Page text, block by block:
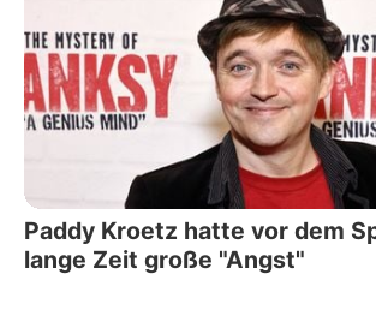
Paddy Kroetz hatte vor dem
lange Zeit große "Angst"